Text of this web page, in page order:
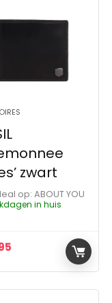
zwart
op:
ABOUT YOU
in huis